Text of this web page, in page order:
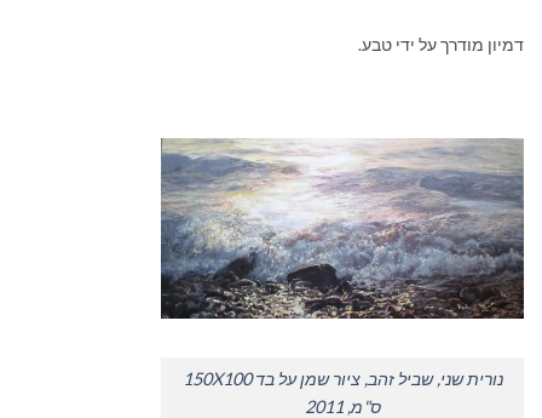
דמיון מודרך על ידי טבע.
נורית שני, שביל זהב, ציור שמן על בד 150X100
ס"מ, 2011